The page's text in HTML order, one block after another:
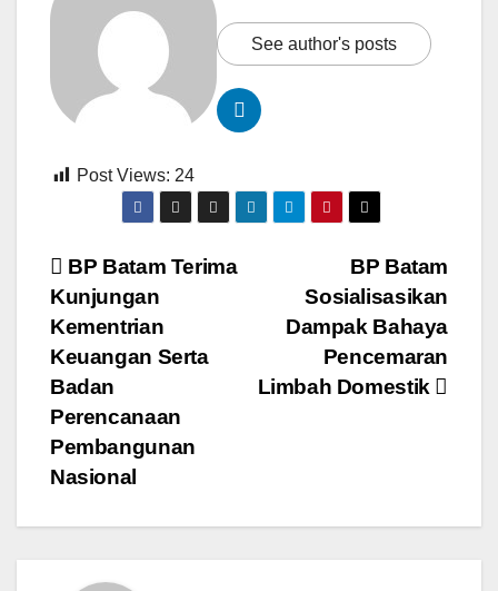
See author's posts
Post Views: 24
Navigasi
pos
BP Batam
Sosialisasikan
Dampak Bahaya
Pencemaran
Limbah Domestik
BP Batam Terima
Kunjungan
Kementrian
Keuangan Serta
Badan
Perencanaan
Pembangunan
Nasional